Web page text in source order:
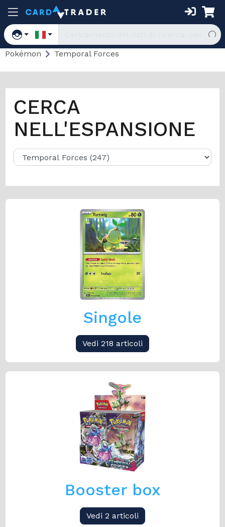
Pokémon Temporal Forces
CERCA
NELL'ESPANSIONE
Singole
Vedi 218 articoli
Booster box
Vedi 2 articoli